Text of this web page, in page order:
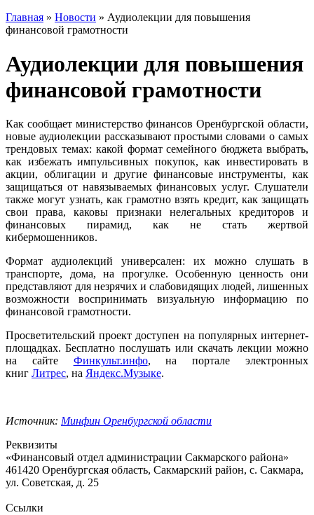
Главная » Новости » Аудиолекции для повышения
финансовой грамотности
Аудиолекции для повышения
финансовой грамотности
Как сообщает министерство финансов Оренбургской области,
новые аудиолекции рассказывают простыми словами о самых
трендовых темах: какой формат семейного бюджета выбрать,
как избежать импульсивных покупок, как инвестировать в
акции, облигации и другие финансовые инструменты, как
защищаться от навязываемых финансовых услуг. Слушатели
также могут узнать, как грамотно взять кредит, как защищать
свои права, каковы признаки нелегальных кредиторов и
финансовых пирамид, как не стать жертвой
кибермошенников.
Формат аудиолекций универсален: их можно слушать в
транспорте, дома, на прогулке. Особенную ценность они
представляют для незрячих и слабовидящих людей, лишенных
возможности воспринимать визуальную информацию по
финансовой грамотности.
Просветительский проект доступен на популярных интернет-
площадках. Бесплатно послушать или скачать лекции можно
на сайте Финкульт.инфо, на портале электронных
книг Литрес, на Яндекс.Музыке.
Источник: Минфин Оренбургской области
Реквизиты
«Финансовый отдел администрации Сакмарского района»
461420 Оренбургская область, Сакмарский район, с. Сакмара,
ул. Советская, д. 25
Ссылки